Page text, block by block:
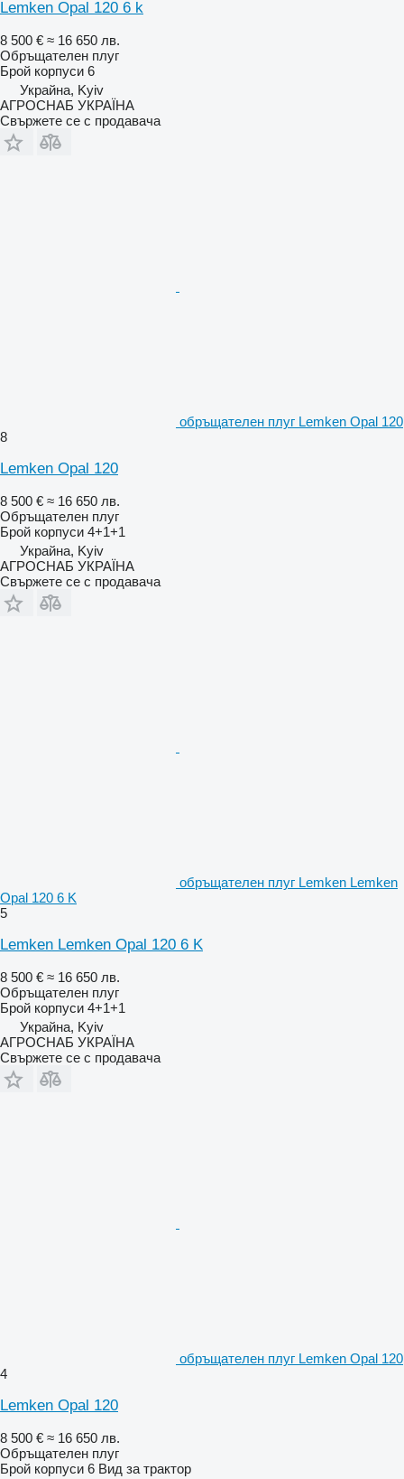
Lemken Opal 120 6 k
8 500 € ≈ 16 650 лв.
Обръщателен плуг
Брой корпуси 6
Украйна, Kyiv
АГРОСНАБ УКРАЇНА
Свържете се с продавача
обръщателен плуг Lemken Opal 120
8
Lemken Opal 120
8 500 € ≈ 16 650 лв.
Обръщателен плуг
Брой корпуси 4+1+1
Украйна, Kyiv
АГРОСНАБ УКРАЇНА
Свържете се с продавача
обръщателен плуг Lemken Lemken
Opal 120 6 K
5
Lemken Lemken Opal 120 6 K
8 500 € ≈ 16 650 лв.
Обръщателен плуг
Брой корпуси 4+1+1
Украйна, Kyiv
АГРОСНАБ УКРАЇНА
Свържете се с продавача
обръщателен плуг Lemken Opal 120
4
Lemken Opal 120
8 500 € ≈ 16 650 лв.
Обръщателен плуг
Брой корпуси 6 Вид за трактор